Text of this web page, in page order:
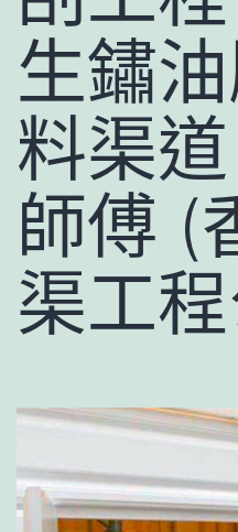
生鏽
料渠
師傅 (
渠工